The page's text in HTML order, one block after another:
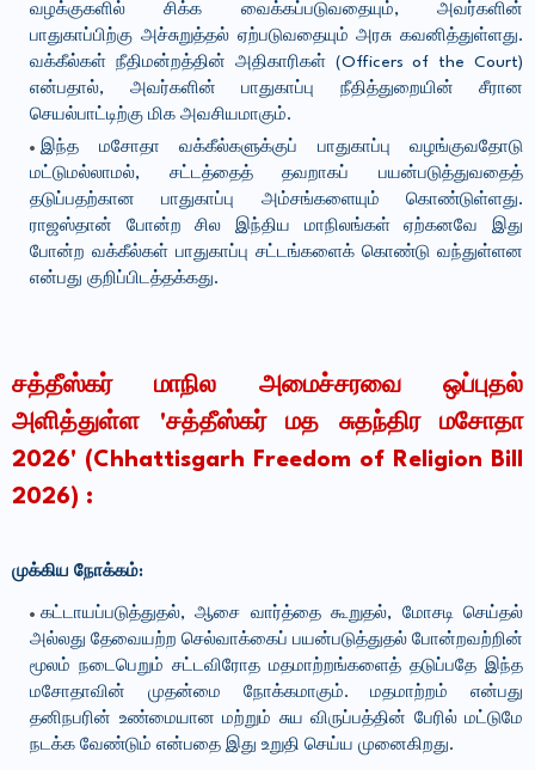
வழக்குகளில் சிக்க வைக்கப்படுவதையும், அவர்களின்
பாதுகாப்பிற்கு அச்சுறுத்தல் ஏற்படுவதையும் அரசு கவனித்துள்ளது.
வக்கீல்கள் நீதிமன்றத்தின் அதிகாரிகள் (Officers of the Court)
என்பதால், அவர்களின் பாதுகாப்பு நீதித்துறையின் சீரான
செயல்பாட்டிற்கு மிக அவசியமாகும்.
இந்த மசோதா வக்கீல்களுக்குப் பாதுகாப்பு வழங்குவதோடு
மட்டுமல்லாமல், சட்டத்தைத் தவறாகப் பயன்படுத்துவதைத்
தடுப்பதற்கான பாதுகாப்பு அம்சங்களையும் கொண்டுள்ளது.
ராஜஸ்தான் போன்ற சில இந்திய மாநிலங்கள் ஏற்கனவே இது
போன்ற வக்கீல்கள் பாதுகாப்பு சட்டங்களைக் கொண்டு வந்துள்ளன
என்பது குறிப்பிடத்தக்கது.
சத்தீஸ்கர் மாநில அமைச்சரவை ஒப்புதல்
அளித்துள்ள 'சத்தீஸ்கர் மத சுதந்திர மசோதா
2026' (Chhattisgarh Freedom of Religion Bill
2026) :
முக்கிய நோக்கம்:
கட்டாயப்படுத்துதல், ஆசை வார்த்தை கூறுதல், மோசடி செய்தல்
அல்லது தேவையற்ற செல்வாக்கைப் பயன்படுத்துதல் போன்றவற்றின்
மூலம் நடைபெறும் சட்டவிரோத மதமாற்றங்களைத் தடுப்பதே இந்த
மசோதாவின் முதன்மை நோக்கமாகும். மதமாற்றம் என்பது
தனிநபரின் உண்மையான மற்றும் சுய விருப்பத்தின் பேரில் மட்டுமே
நடக்க வேண்டும் என்பதை இது உறுதி செய்ய முனைகிறது.